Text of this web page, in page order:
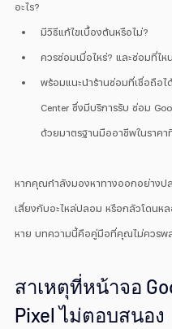
อะไร?
มีวิธีแก้ไขเบื้องต้นหรือไม่?
ควรซ่อมเมื่อไหร่? และซ่อมที่ไห
พร้อมแนะนำร้านซ่อมที่เชื่อถือไ
Center ซึ่งมีบริการรับ ซ่อม
ด้วยมาตรฐานมืออาชีพในราค
หากคุณกำลังมองหาทางออกอย่างป
เสี่ยงกับอะไหล่ปลอม หรือกลัวโดนห
หาย บทความนี้คือคู่มือที่คุณไม่ควรพ
สาเหตุที่หน้าจอ
Pixel ไม่ตอบสนอง